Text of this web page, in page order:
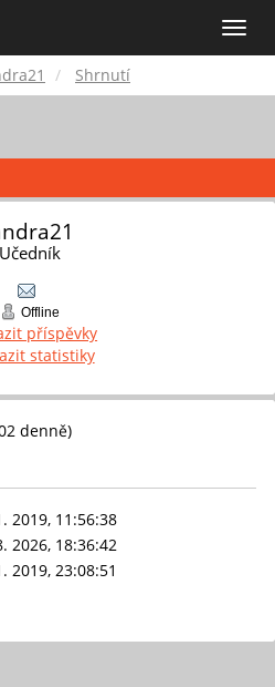
Toggle
Shrnutí
Učedník
Offline
příspěvky
statistiky
denně)
2019, 11:56:38
2026, 18:36:42
2019, 23:08:51